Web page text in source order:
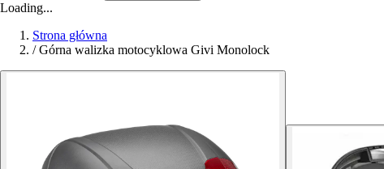
Loading...
Strona główna
/ Górna walizka motocyklowa Givi Monolock